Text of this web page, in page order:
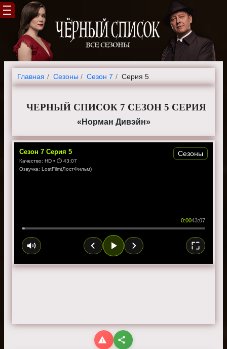
Главная Cезоны Сезон 7 Серия 5
ЧЕРНЫЙ СПИСОК 7 СЕЗОН 5 СЕРИЯ
«Норман Дивэйн»
Сезон 7 Серия 5
Качество: HD • ⏱ 43:07
Озвучка: LostFilm(ЛостФильм)
0:0043:07
Сезоны